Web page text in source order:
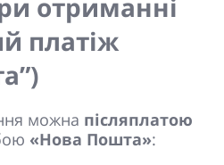
отриманні
платіж
можна післяплатою
«Нова Пошта»: